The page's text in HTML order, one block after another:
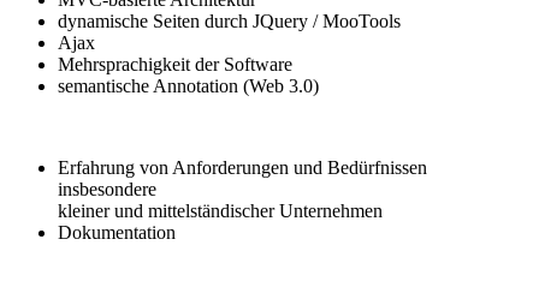
dynamische Seiten durch JQuery / MooTools
Ajax
Mehrsprachigkeit der Software
semantische Annotation (Web 3.0)
Erfahrung von Anforderungen und Bedürfnissen
insbesondere
kleiner und mittelständischer Unternehmen
Dokumentation